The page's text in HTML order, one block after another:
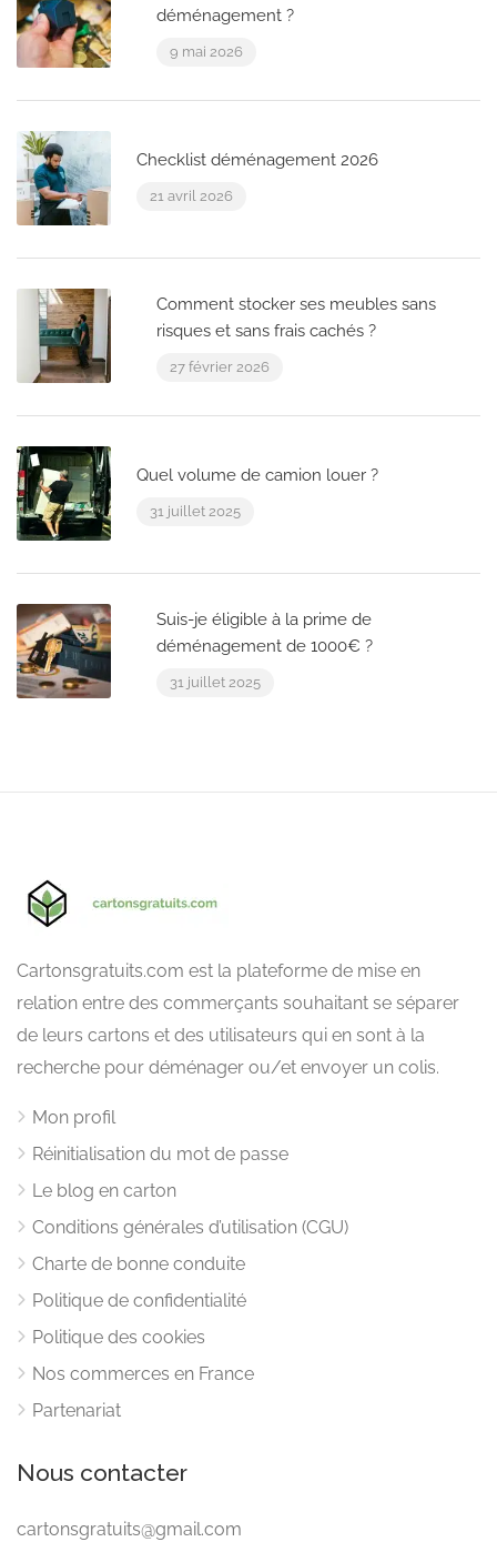
déménagement ?
9 mai 2026
Checklist déménagement 2026
21 avril 2026
Comment stocker ses meubles sans
risques et sans frais cachés ?
27 février 2026
Quel volume de camion louer ?
31 juillet 2025
Suis-je éligible à la prime de
déménagement de 1000€ ?
31 juillet 2025
Cartonsgratuits.com est la plateforme de mise en
relation entre des commerçants souhaitant se séparer
de leurs cartons et des utilisateurs qui en sont à la
recherche pour déménager ou/et envoyer un colis.
Mon profil
Réinitialisation du mot de passe
Le blog en carton
Conditions générales d’utilisation (CGU)
Charte de bonne conduite
Politique de confidentialité
Politique des cookies
Nos commerces en France
Partenariat
Nous contacter
cartonsgratuits@gmail.com